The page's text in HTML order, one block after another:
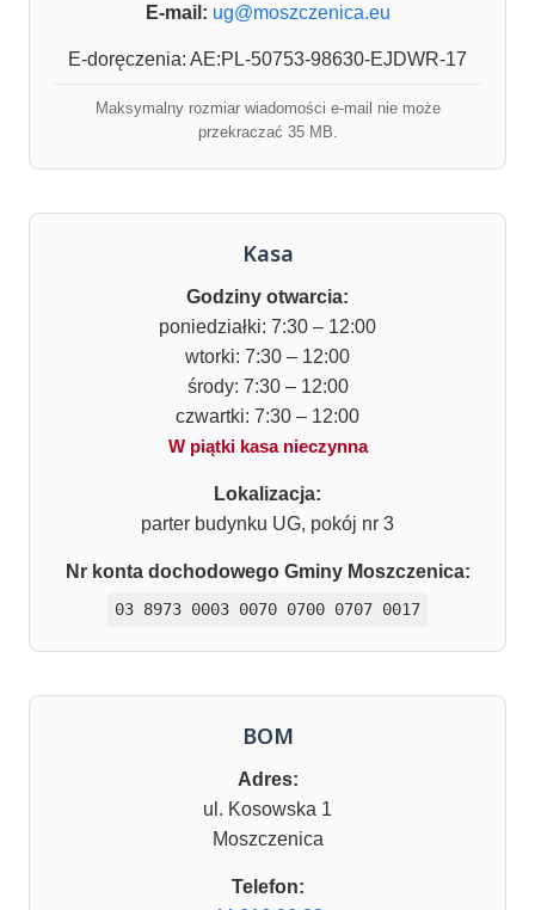
E-mail: ug@moszczenica.eu
E-doręczenia: AE:PL-50753-98630-EJDWR-17
Maksymalny rozmiar wiadomości e-mail nie może
przekraczać 35 MB.
Kasa
Godziny otwarcia:
poniedziałki: 7:30 – 12:00
wtorki: 7:30 – 12:00
środy: 7:30 – 12:00
czwartki: 7:30 – 12:00
W piątki kasa nieczynna
Lokalizacja:
parter budynku UG, pokój nr 3
Nr konta dochodowego Gminy Moszczenica:
03 8973 0003 0070 0700 0707 0017
BOM
Adres:
ul. Kosowska 1
Moszczenica
Telefon: